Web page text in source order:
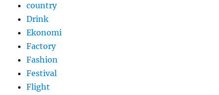
country
Drink
Ekonomi
Factory
Fashion
Festival
Flight